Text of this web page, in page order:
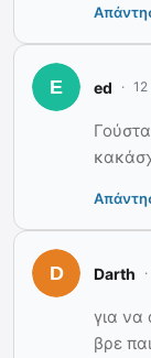
ed 12
Darth
για να
βρε